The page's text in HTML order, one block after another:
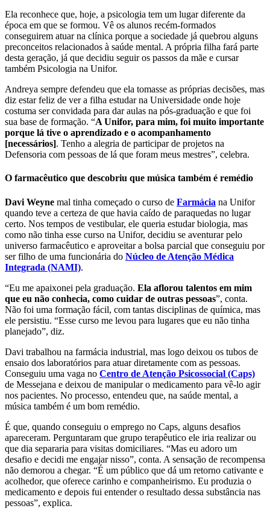
Ela reconhece que, hoje, a psicologia tem um lugar diferente da
época em que se formou. Vê os alunos recém-formados
conseguirem atuar na clínica porque a sociedade já quebrou alguns
preconceitos relacionados à saúde mental. A própria filha fará parte
desta geração, já que decidiu seguir os passos da mãe e cursar
também Psicologia na Unifor.
Andreya sempre defendeu que ela tomasse as próprias decisões, mas
diz estar feliz de ver a filha estudar na Universidade onde hoje
costuma ser convidada para dar aulas na pós-graduação e que foi
sua base de formação. “A Unifor, para mim, foi muito importante
porque lá tive o aprendizado e o acompanhamento
[necessários]. Tenho a alegria de participar de projetos na
Defensoria com pessoas de lá que foram meus mestres”, celebra.
O farmacêutico que descobriu que música também é remédio
Davi Weyne mal tinha começado o curso de Farmácia na Unifor
quando teve a certeza de que havia caído de paraquedas no lugar
certo. Nos tempos de vestibular, ele queria estudar biologia, mas
como não tinha esse curso na Unifor, decidiu se aventurar pelo
universo farmacêutico e aproveitar a bolsa parcial que conseguiu por
ser filho de uma funcionária do Núcleo de Atenção Médica
Integrada (NAMI).
“Eu me apaixonei pela graduação. Ela aflorou talentos em mim
que eu não conhecia, como cuidar de outras pessoas”, conta.
Não foi uma formação fácil, com tantas disciplinas de química, mas
ele persistiu. “Esse curso me levou para lugares que eu não tinha
planejado”, diz.
Davi trabalhou na farmácia industrial, mas logo deixou os tubos de
ensaio dos laboratórios para atuar diretamente com as pessoas.
Conseguiu uma vaga no Centro de Atenção Psicossocial (Caps)
de Messejana e deixou de manipular o medicamento para vê-lo agir
nos pacientes. No processo, entendeu que, na saúde mental, a
música também é um bom remédio.
É que, quando conseguiu o emprego no Caps, alguns desafios
apareceram. Perguntaram que grupo terapêutico ele iria realizar ou
que dia separaria para visitas domiciliares. “Mas eu adoro um
desafio e decidi me engajar nisso”, conta. A sensação de recompensa
não demorou a chegar. “É um público que dá um retorno cativante e
acolhedor, que oferece carinho e companheirismo. Eu produzia o
medicamento e depois fui entender o resultado dessa substância nas
pessoas”, explica.